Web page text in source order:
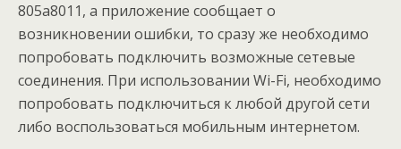
805а8011, а приложение сообщает о
возникновении ошибки, то сразу же необходимо
попробовать подключить возможные сетевые
соединения. При использовании Wi-Fi, необходимо
попробовать подключиться к любой другой сети
либо воспользоваться мобильным интернетом.